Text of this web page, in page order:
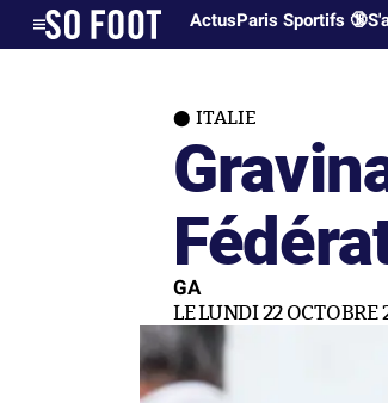
ActusParis Sportifs 🔞
ITALIE
GA
LE LUNDI 22 OCTOBRE